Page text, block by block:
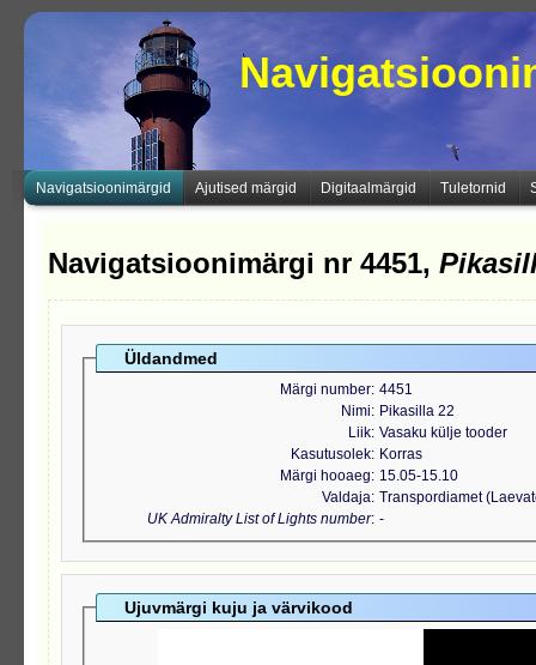
Navigatsioonimärgid Ajutised märgid Digitaalmärgid Tuletornid
Navigatsioonimärgi nr 4451,
Üldandmed
Märgi number 4451
Nimi
Pikasilla 22
Liik Vasaku külje tooder
Kasutusolek
Korras
Märgi hooaeg
15.05-15.10
Valdaja Transpordiamet
UK Admiralty List of Lights number -
Ujuvmärgi kuju ja värvikood